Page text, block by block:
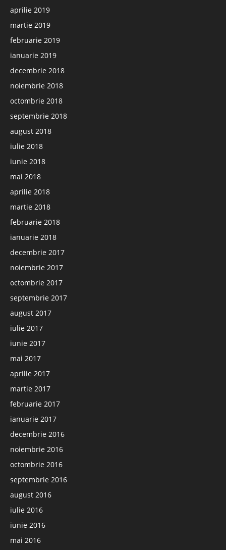
aprilie 2019
martie 2019
februarie 2019
ianuarie 2019
decembrie 2018
noiembrie 2018
octombrie 2018
septembrie 2018
august 2018
iulie 2018
iunie 2018
mai 2018
aprilie 2018
martie 2018
februarie 2018
ianuarie 2018
decembrie 2017
noiembrie 2017
octombrie 2017
septembrie 2017
august 2017
iulie 2017
iunie 2017
mai 2017
aprilie 2017
martie 2017
februarie 2017
ianuarie 2017
decembrie 2016
noiembrie 2016
octombrie 2016
septembrie 2016
august 2016
iulie 2016
iunie 2016
mai 2016